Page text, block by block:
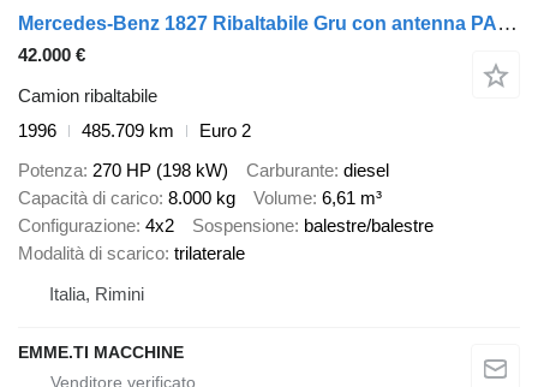
Mercedes-Benz 1827 Ribaltabile Gru con antenna PALFINGER
42.000 €
Camion ribaltabile
1996
485.709 km
Euro 2
Potenza 270 HP (198 kW) Carburante diesel
Capacità di carico 8.000 kg Volume 6,61 m³
Configurazione 4x2 Sospensione balestre/balestre
Modalità di scarico trilaterale
Italia, Rimini
EMME.TI MACCHINE